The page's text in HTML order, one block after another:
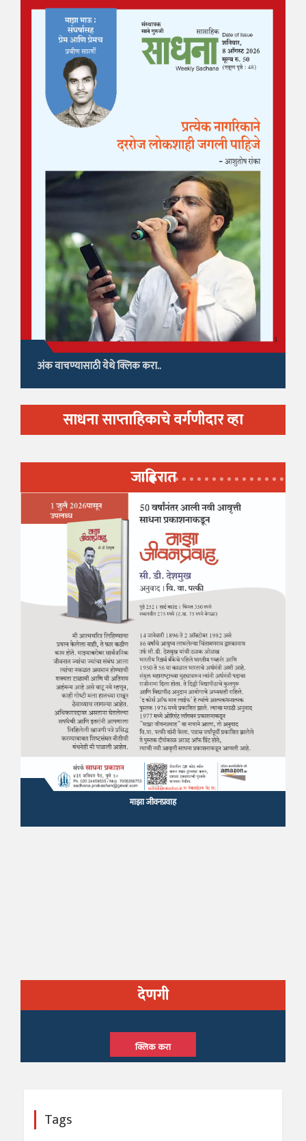
अंक वाचण्यासाठी येथे क्लिक करा..
साधना साप्ताहिकाचे वर्गणीदार व्हा
जाहिरात
माझा जीवनप्रवाह
देणगी
क्लिक करा
Tags